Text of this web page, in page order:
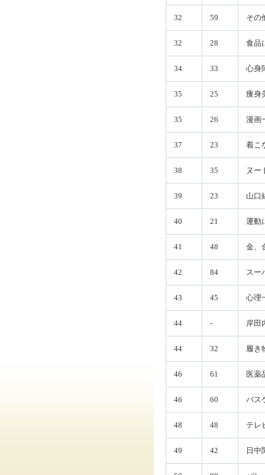
32 59 その
32 28 食品
34 33 心身
35 25 痩身
35 26 漫画
37 23 着こ
38 35 ヌー
39 23 山口
40 21 運動
41 48 金、
42 84 スー
43 45 心理
44 - 岸田
44 32 履き
46 61 医薬
46 60 バス
48 48 テレ
49 42 日中